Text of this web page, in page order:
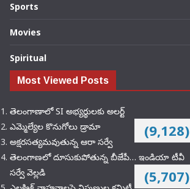
Sports
Movies
Spiritual
Most Viewed Posts
తెలంగాణాలో SI అభ్యర్థులకు అలర్ట్
ఎమ్మెల్యేల కొనుగోలు డ్రామా (9,128)
అక్షరసత్యమవుతున్న ఆరా సర్వే
తెలంగాణలో దూసుకుపోతున్న బీజేపీ… ఇండియా టీవీ
సర్వే వెల్లడి
(5,707)